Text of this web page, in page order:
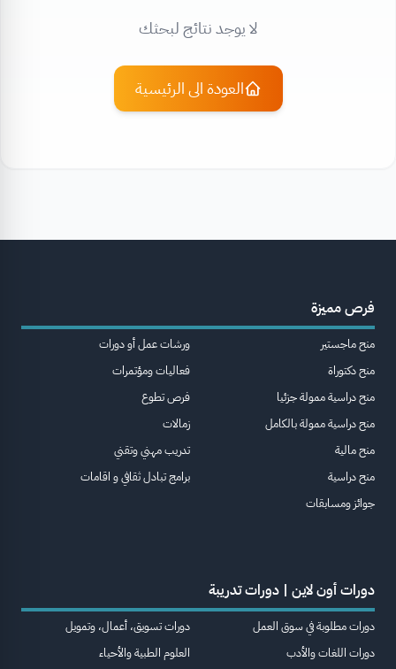
لا يوجد نتائج لبحثك
العودة الى الرئيسية
فرص مميزة
منح ماجستير
منح دكتوراة
منح دراسية ممولة جزئيا
منح دراسية ممولة بالكامل
منح مالية
منح دراسية
جوائز ومسابقات
ورشات عمل أو دورات
فعاليات ومؤتمرات
فرص تطوع
زمالات
تدريب مهني وتقني
برامج تبادل ثقافي و اقامات
دورات أون لاين | دورات تدريبة
دورات مطلوبة في سوق العمل
دورات اللغات والأدب
دورات تسويق، أعمال، وتمويل
العلوم الطبية والأحياء